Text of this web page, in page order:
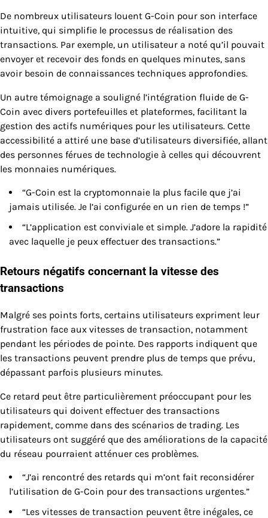
De nombreux utilisateurs louent G-Coin pour son interface
intuitive, qui simplifie le processus de réalisation des
transactions. Par exemple, un utilisateur a noté qu’il pouvait
envoyer et recevoir des fonds en quelques minutes, sans
avoir besoin de connaissances techniques approfondies.
Un autre témoignage a souligné l’intégration fluide de G-
Coin avec divers portefeuilles et plateformes, facilitant la
gestion des actifs numériques pour les utilisateurs. Cette
accessibilité a attiré une base d’utilisateurs diversifiée, allant
des personnes férues de technologie à celles qui découvrent
les monnaies numériques.
“G-Coin est la cryptomonnaie la plus facile que j’ai
jamais utilisée. Je l’ai configurée en un rien de temps !”
“L’application est conviviale et simple. J’adore la rapidité
avec laquelle je peux effectuer des transactions.”
Retours négatifs concernant la vitesse des
transactions
Malgré ses points forts, certains utilisateurs expriment leur
frustration face aux vitesses de transaction, notamment
pendant les périodes de pointe. Des rapports indiquent que
les transactions peuvent prendre plus de temps que prévu,
dépassant parfois plusieurs minutes.
Ce retard peut être particulièrement préoccupant pour les
utilisateurs qui doivent effectuer des transactions
rapidement, comme dans des scénarios de trading. Les
utilisateurs ont suggéré que des améliorations de la capacité
du réseau pourraient atténuer ces problèmes.
“J’ai rencontré des retards qui m’ont fait reconsidérer
l’utilisation de G-Coin pour des transactions urgentes.”
“Les vitesses de transaction peuvent être inégales, ce